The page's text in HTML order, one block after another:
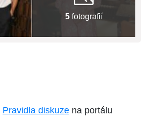
5fotografií
Pravidla diskuze na portálu